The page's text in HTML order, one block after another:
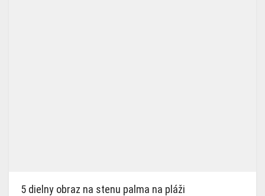
5 dielny obraz na stenu palma na pláži